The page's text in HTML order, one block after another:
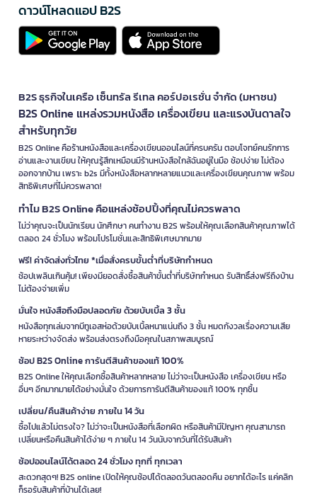
ดาวน์โหลดแอป B2S
B2S ธุรกิจในเครือ เซ็นทรัล รีเทล คอร์ปอเรชั่น จำกัด (มหาชน)
B2S Online แหล่งรวมหนังสือ เครื่องเขียน และแรงบันดาลใจ
สำหรับทุกวัย
B2S Online คือร้านหนังสือและเครื่องเขียนออนไลน์ที่ครบครัน ตอบโจทย์คนรักการ
อ่านและงานเขียน ให้คุณรู้สึกเหมือนมีร้านหนังสือใกล้ฉันอยู่ในมือ ช้อปง่าย ไม่ต้อง
ออกจากบ้าน เพราะ b2s มีทั้งหนังสือหลากหลายแนวและเครื่องเขียนคุณภาพ พร้อม
สิทธิพิเศษที่ไม่ควรพลาด!
ทำไม B2S Online คือแหล่งช้อปปิ้งที่คุณไม่ควรพลาด
ไม่ว่าคุณจะเป็นนักเรียน นักศึกษา คนทำงาน B2S พร้อมให้คุณเลือกสินค้าคุณภาพได้
ตลอด 24 ชั่วโมง พร้อมโปรโมชั่นและสิทธิพิเศษมากมาย
ฟรี! ค่าจัดส่งทั่วไทย *เมื่อสั่งครบขั้นต่ำที่บริษัทกำหนด
ช้อปเพลินเกินคุ้ม! เพียงมียอดสั่งซื้อสินค้าขั้นต่ำที่บริษัทกำหนด รับสิทธิ์ส่งฟรีถึงบ้าน
ไม่ต้องจ่ายเพิ่ม
มั่นใจ หนังสือถึงมือปลอดภัย ด้วยบับเบิ้ล 3 ชั้น
หนังสือทุกเล่มจากบีทูเอสห่อด้วยบับเบิ้ลหนาแน่นถึง 3 ชั้น หมดกังวลเรื่องความเสีย
หายระหว่างจัดส่ง พร้อมส่งตรงถึงมือคุณในสภาพสมบูรณ์
ช้อป B2S Online การันตีสินค้าของแท้ 100%
B2S Online ให้คุณเลือกซื้อสินค้าหลากหลาย ไม่ว่าจะเป็นหนังสือ เครื่องเขียน หรือ
อื่นๆ อีกมากมายได้อย่างมั่นใจ ด้วยการการันตีสินค้าของแท้ 100% ทุกชิ้น
เปลี่ยน/คืนสินค้าง่าย ภายใน 14 วัน
ซื้อไปแล้วไม่ตรงใจ? ไม่ว่าจะเป็นหนังสือที่เลือกผิด หรือสินค้ามีปัญหา คุณสามารถ
เปลี่ยนหรือคืนสินค้าได้ง่าย ๆ ภายใน 14 วันนับจากวันที่ได้รับสินค้า
ช้อปออนไลน์ได้ตลอด 24 ชั่วโมง ทุกที่ ทุกเวลา
สะดวกสุดๆ! B2S online เปิดให้คุณช้อปได้ตลอดวันตลอดคืน อยากได้อะไร แค่คลิก
ก็รอรับสินค้าที่บ้านได้เลย!